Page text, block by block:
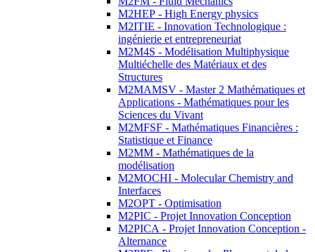
M2HEP - High Energy physics
M2ITIE - Innovation Technologique :
ingénierie et entrepreneuriat
M2M4S - Modélisation Multiphysique
Multiéchelle des Matériaux et des
Structures
M2MAMSV - Master 2 Mathématiques et
Applications - Mathématiques pour les
Sciences du Vivant
M2MFSF - Mathématiques Financières :
Statistique et Finance
M2MM - Mathématiques de la
modélisation
M2MOCHI - Molecular Chemistry and
Interfaces
M2OPT - Optimisation
M2PIC - Projet Innovation Conception
M2PICA - Projet Innovation Conception -
Alternance